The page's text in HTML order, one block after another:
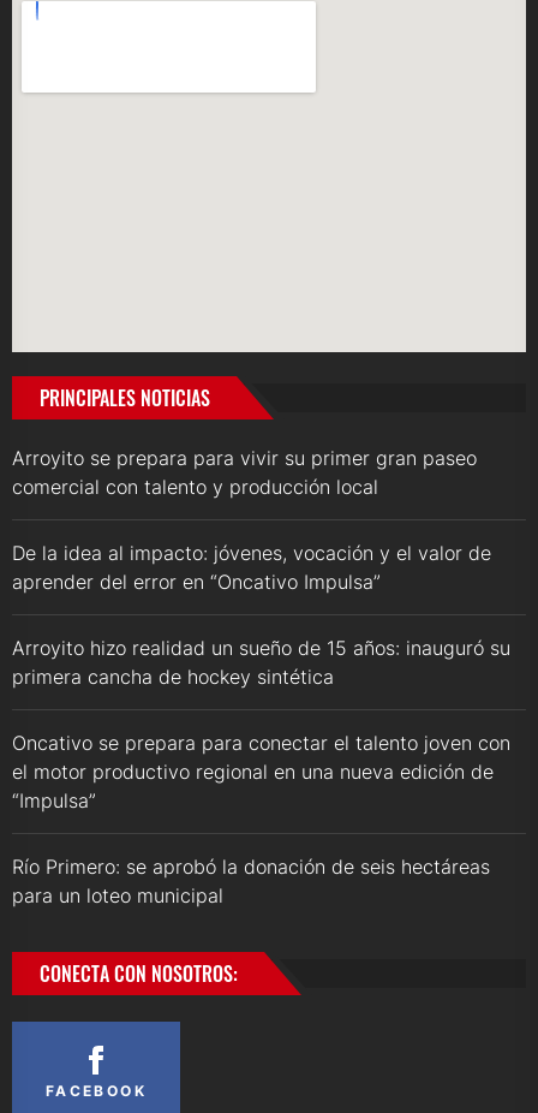
PRINCIPALES NOTICIAS
Arroyito se prepara para vivir su primer gran paseo
comercial con talento y producción local
De la idea al impacto: jóvenes, vocación y el valor de
aprender del error en “Oncativo Impulsa”
Arroyito hizo realidad un sueño de 15 años: inauguró su
primera cancha de hockey sintética
Oncativo se prepara para conectar el talento joven con
el motor productivo regional en una nueva edición de
“Impulsa”
Río Primero: se aprobó la donación de seis hectáreas
para un loteo municipal
CONECTA CON NOSOTROS:
FACEBOOK